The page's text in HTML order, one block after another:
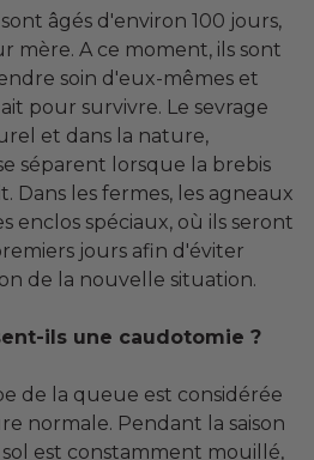
âgés d'environ 100 jours,
mère. A ce moment, ils sont
soin d'eux-mêmes et
pour survivre. Le sevrage
et dans la nature,
séparent lorsque la brebis
Dans les fermes, les agneaux
enclos spéciaux, où ils seront
jours afin d'éviter
de la nouvelle situation.
ils une caudotomie ?
de la queue est considérée
normale. Pendant la saison
est constamment mouillé,